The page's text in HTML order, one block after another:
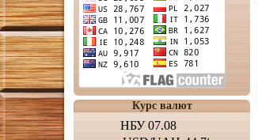
Курс валют